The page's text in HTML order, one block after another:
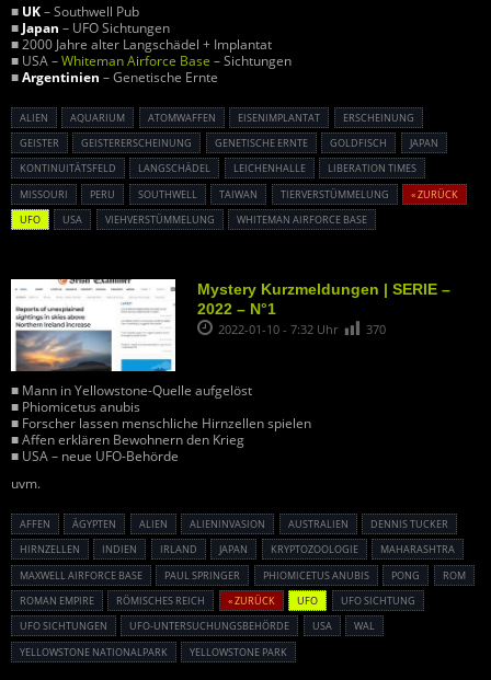
■ UK– Southwell Pub
■ Japan – UFO Sichtungen
■ 2000 Jahre alter Langschädel + Implantat
■ USA –Whiteman Airforce Base – Sichtungen
■Argentinien – Genetische Ernte
ALIEN AQUARIUM ATOMWAFFEN EISENIMPLANTAT
ERSCHEINUNG
GEISTER
GEISTERERSCHEINUNG GENETISCHE ERNTE GOLDFISCH
JAPAN
KONTINUITÄTSFELD
LANGSCHÄDEL LEICHENHALLE
LIBERATION TIMES
MISSOURI
PERU SOUTHWELL TAIWAN TIERVERSTÜMMELUNG
« ZURÜCK
UFO
USA VIEHVERSTÜMMELUNG WHITEMAN AIRFORCE BASE
Mystery Kurzmeldungen | SERIE –
2022 – N°1
2022-01-10 - 7:32 Uhr 370
■ Mann in Yellowstone-Quelle aufgelöst
■ Phiomicetus anubis
■ Forscher lassen menschliche Hirnzellen spielen
■ Affen erklären Bewohnern den Krieg
■ USA – neue UFO-Behörde
uvm.
AFFEN ÄGYPTEN ALIEN ALIENINVASION AUSTRALIEN
DENNIS TUCKER
HIRNZELLEN
INDIEN IRLAND JAPAN KRYPTOZOOLOGIE
MAHARASHTRA
MAXWELL AIRFORCE BASE
PAUL SPRINGER PHIOMICETUS ANUBIS PONG
ROM
ROMAN EMPIRE
RÖMISCHES REICH « ZURÜCK UFO
UFO SICHTUNG
UFO SICHTUNGEN
UFO-UNTERSUCHUNGSBEHÖRDE USA
WAL
YELLOWSTONE NATIONALPARK
YELLOWSTONE PARK